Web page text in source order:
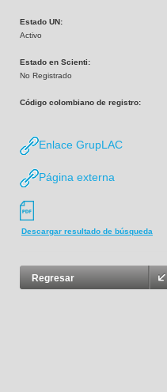
Estado UN:
Activo
Estado en Scienti:
No Registrado
Código colombiano de registro:
Enlace GrupLAC
Página externa
Descargar resultado de búsqueda
Regresar